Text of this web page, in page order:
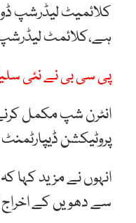
کلائمیٹ لیڈرشپ
ہے،کلائمٹ لیڈرشپ ڈویلپمنٹ انٹرن
پی سی بی نے نئی
پروٹیکشن
انہوں نے مزید کہا
سے دھویں کے